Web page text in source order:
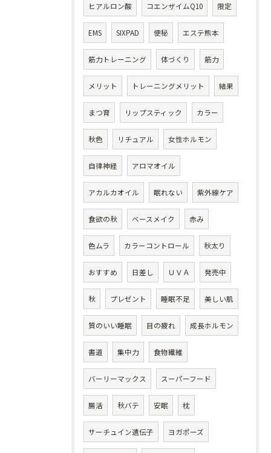
ヒアルロン酸 コエンザイムQ10 限定
EMS SIXPAD 便秘 エステ熊本
筋力トレーニング 体づくり 筋力
メリット トレーニングメリット 結果
まつ育 リップスティック カラー
秋色 リチュアル 女性ホルモン
自律神経 アロマオイル
アカルカオイル 眠れない 紫外線ケア
食欲の秋 ベースメイク 赤み
色ムラ カラーコントロール 秋太り
おすすめ 日差し ＵＶＡ 発売中
秋 プレゼント 睡眠不足 美しい肌
質のいい睡眠 目の疲れ 成長ホルモン
書道 集中力 食物繊維
バーリーマックス スーパーフード
腸活 秋バテ 安眠 枕
サーチュイン遺伝子 ヨガポーズ